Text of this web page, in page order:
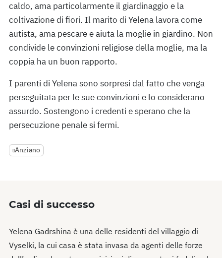
caldo, ama particolarmente il giardinaggio e la
coltivazione di fiori. Il marito di Yelena lavora come
autista, ama pescare e aiuta la moglie in giardino. Non
condivide le convinzioni religiose della moglie, ma la
coppia ha un buon rapporto.
I parenti di Yelena sono sorpresi dal fatto che venga
perseguitata per le sue convinzioni e lo considerano
assurdo. Sostengono i credenti e sperano che la
persecuzione penale si fermi.
Anziano
Casi di successo
Yelena Gadrshina è una delle residenti del villaggio di
Vyselki, la cui casa è stata invasa da agenti delle forze